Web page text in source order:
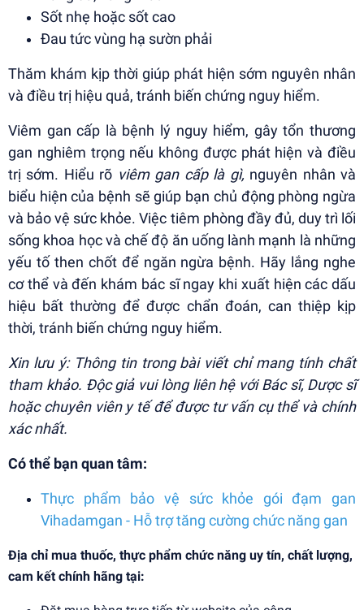
Sốt nhẹ hoặc sốt cao
Đau tức vùng hạ sườn phải
Thăm khám kịp thời giúp phát hiện sớm nguyên nhân
và điều trị hiệu quả, tránh biến chứng nguy hiểm.
Viêm gan cấp là bệnh lý nguy hiểm, gây tổn thương
gan nghiêm trọng nếu không được phát hiện và điều
trị sớm. Hiểu rõ viêm gan cấp là gì, nguyên nhân và
biểu hiện của bệnh sẽ giúp bạn chủ động phòng ngừa
và bảo vệ sức khỏe. Việc tiêm phòng đầy đủ, duy trì lối
sống khoa học và chế độ ăn uống lành mạnh là những
yếu tố then chốt để ngăn ngừa bệnh. Hãy lắng nghe
cơ thể và đến khám bác sĩ ngay khi xuất hiện các dấu
hiệu bất thường để được chẩn đoán, can thiệp kịp
thời, tránh biến chứng nguy hiểm.
Xin lưu ý: Thông tin trong bài viết chỉ mang tính chất
tham khảo. Độc giả vui lòng liên hệ với Bác sĩ, Dược sĩ
hoặc chuyên viên y tế để được tư vấn cụ thể và chính
xác nhất.
Có thể bạn quan tâm:
Thực phẩm bảo vệ sức khỏe gói đạm gan
Vihadamgan - Hỗ trợ tăng cường chức năng gan
Địa chỉ mua thuốc, thực phẩm chức năng uy tín, chất lượng,
cam kết chính hãng tại: